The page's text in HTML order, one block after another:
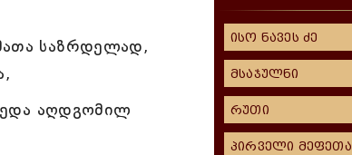
საზრდელად,
აღდგომილ
ისო ნავეს ძე
მსაჯულნი
რუთი
პირველი მეფეთა